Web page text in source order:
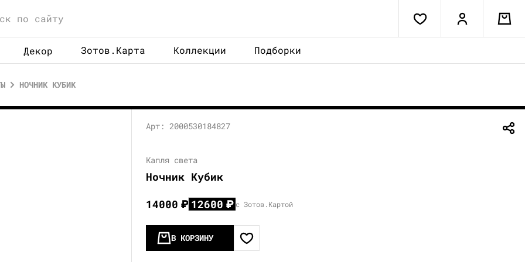
Декор Зотов.Карта Коллекции Подборки
НОЧНИК КУБИК
Арт: 2000530184827
Капля света
Ночник Кубик
14000₽ 12600₽ с Зотов.Картой
В КОРЗИНУ